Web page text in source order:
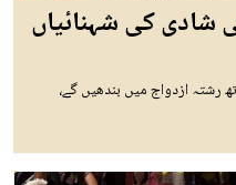
شادی کی شہنائیاں
رشتہ ازدواج میں بندھیں گے،